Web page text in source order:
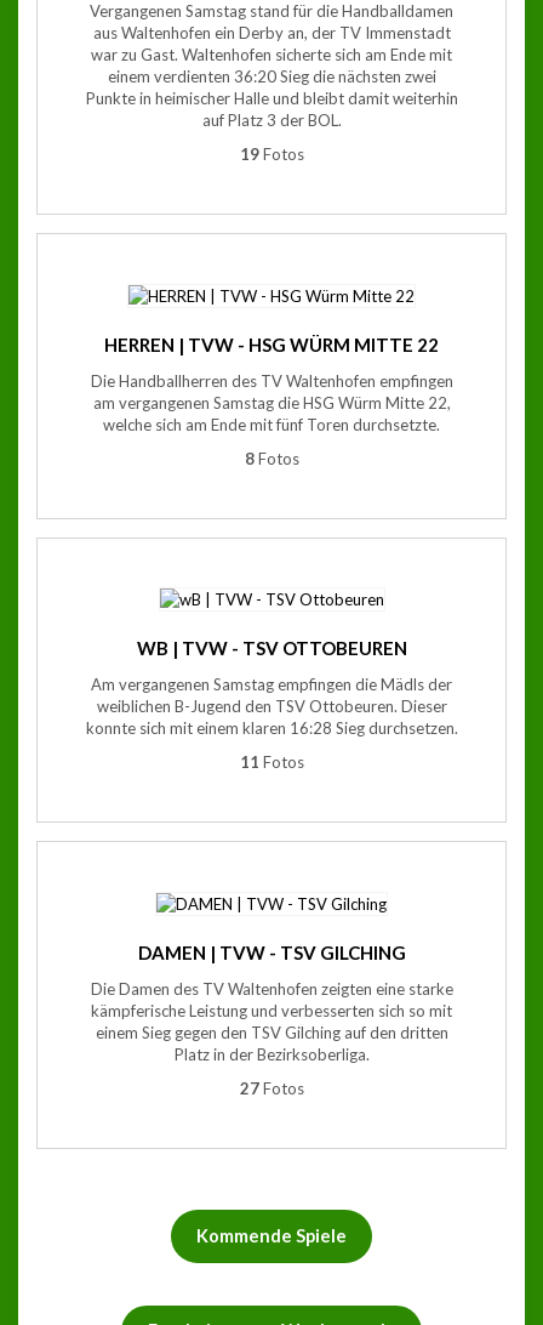
Vergangenen Samstag stand für die Handballdamen
aus Waltenhofen ein Derby an, der TV Immenstadt
war zu Gast. Waltenhofen sicherte sich am Ende mit
einem verdienten 36:20 Sieg die nächsten zwei
Punkte in heimischer Halle und bleibt damit weiterhin
auf Platz 3 der BOL.
19Fotos
HERREN | TVW - HSG WÜRM MITTE 22
Die Handballherren des TV Waltenhofen empfingen
am vergangenen Samstag die HSG Würm Mitte 22,
welche sich am Ende mit fünf Toren durchsetzte.
8Fotos
WB | TVW - TSV OTTOBEUREN
Am vergangenen Samstag empfingen die Mädls der
weiblichen B-Jugend den TSV Ottobeuren. Dieser
konnte sich mit einem klaren 16:28 Sieg durchsetzen.
11 Fotos
DAMEN | TVW - TSV GILCHING
Die Damen des TV Waltenhofen zeigten eine starke
kämpferische Leistung und verbesserten sich so mit
einem Sieg gegen den TSV Gilching auf den dritten
Platz in der Bezirksoberliga.
27Fotos
Kommende Spiele